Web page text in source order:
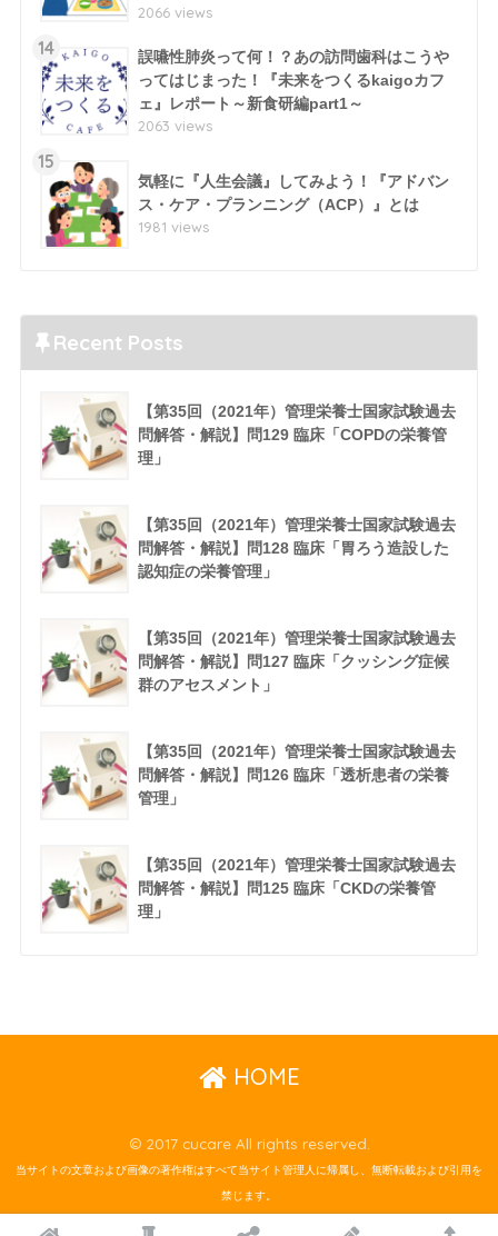
2066 views
14
誤嚥性肺炎って何！？あの訪問歯科はこうや
ってはじまった！『未来をつくるkaigoカフ
ェ』レポート～新食研編part1～
2063 views
15
気軽に『人生会議』してみよう！『アドバン
ス・ケア・プランニング（ACP）』とは
1981 views
Recent Posts
【第35回（2021年）管理栄養士国家試験過去
問解答・解説】問129 臨床「COPDの栄養管
理」
【第35回（2021年）管理栄養士国家試験過去
問解答・解説】問128 臨床「胃ろう造設した
認知症の栄養管理」
【第35回（2021年）管理栄養士国家試験過去
問解答・解説】問127 臨床「クッシング症候
群のアセスメント」
【第35回（2021年）管理栄養士国家試験過去
問解答・解説】問126 臨床「透析患者の栄養
管理」
【第35回（2021年）管理栄養士国家試験過去
問解答・解説】問125 臨床「CKDの栄養管
理」
HOME
© 2017 cucare All rights reserved.
当サイトの文章および画像の著作権はすべて当サイト管理人に帰属し、無断転載および引用を
禁じます。